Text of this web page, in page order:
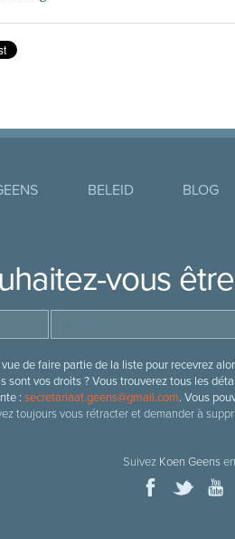
BELEID BLOG
vous
de faire partie de la liste pour recevrez
vos droits ? Vous trouverez tous les
: secretariaat.geens@gmail.com. Vous
toujours vous rétracter et demander à
Suivez Koen Geens